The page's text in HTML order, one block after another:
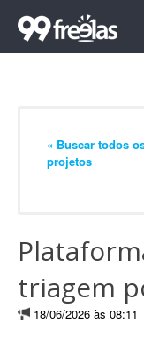
« Buscar todos
projetos
triagem
18/06/2026 às 08:11